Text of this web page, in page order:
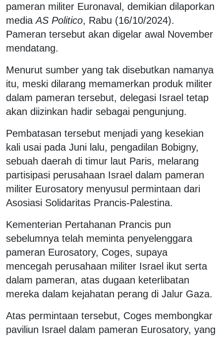
pameran militer Euronaval, demikian dilaporkan
mediaAS Politico, Rabu (16/10/2024).
Pameran tersebut akan digelar awal November
mendatang.
Menurut sumber yang tak disebutkan namanya
itu, meski dilarang memamerkan produk militer
dalam pameran tersebut, delegasi Israel tetap
akan diizinkan hadir sebagai pengunjung.
Pembatasan tersebut menjadi yang kesekian
kali usai pada Juni lalu, pengadilan Bobigny,
sebuah daerah di timur laut Paris, melarang
partisipasi perusahaan Israel dalam pameran
militer Eurosatory menyusul permintaan dari
Asosiasi Solidaritas Prancis-Palestina.
Kementerian Pertahanan Prancis pun
sebelumnya telah meminta penyelenggara
pameran Eurosatory, Coges, supaya
mencegah perusahaan militer Israel ikut serta
dalam pameran, atas dugaan keterlibatan
mereka dalam kejahatan perang di Jalur Gaza.
Atas permintaan tersebut, Coges membongkar
paviliun Israel dalam pameran Eurosatory, yang